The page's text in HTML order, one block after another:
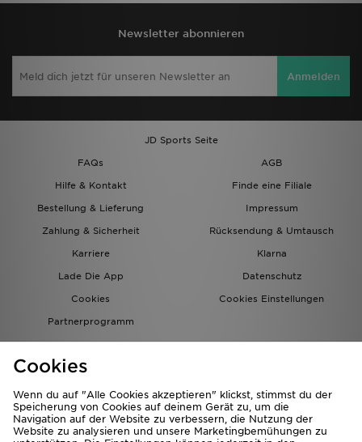
Newsletter abonnieren
Anmelden
JD Sports Seite
FAQs
AGB
Hilfe & Kontakt
Finde eine Filiale
Bestellung & Lieferung
Impressum
Zahlung & Sicherheit
Rücksendung & Umtausch
Karriere
Klarna
Lade Die App
Datenschutz
Cookies
Cookies Einstellungen
Partnerprogramm
Lieferung Nach
Cookies
Wenn du auf "Alle Cookies akzeptieren" klickst, stimmst du der
Speicherung von Cookies auf deinem Gerät zu, um die
Navigation auf der Website zu verbessern, die Nutzung der
Website zu analysieren und unsere Marketingbemühungen zu